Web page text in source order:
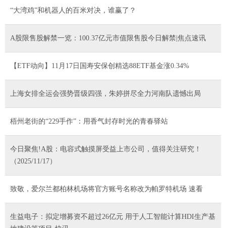
“大湾鸡”和机器人的百米对决，谁赢了？
A股限售股解禁一览：100.37亿元市值限售股今日解禁|焦点速讯
【ETF动向】11月17日国寿安保创精选88ETF基金涨0.34%
上海女排全运会强势晋级四强‌，朱婷拼尽全力河南队遗憾出局‌
梧州老街的“229手作”：用香气封存时光的青春驿站
今日聚焦!A股：电容式触摸屏受益上市公司，值得关注研究！
（2025/11/17）
致敬，爱尔兰都柏林机场将官方账号名称改为帕罗特机场 速看
生益电子：拟定增募资不超过26亿元 用于人工智能计算HDI生产基